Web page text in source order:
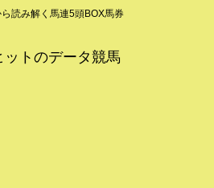
読み解く馬連5頭BOX馬券
ットのデータ競馬